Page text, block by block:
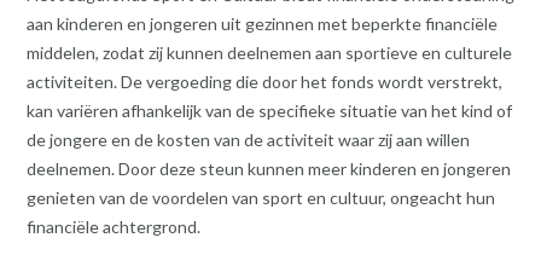
aan kinderen en jongeren uit gezinnen met beperkte financiële
middelen, zodat zij kunnen deelnemen aan sportieve en culturele
activiteiten. De vergoeding die door het fonds wordt verstrekt,
kan variëren afhankelijk van de specifieke situatie van het kind of
de jongere en de kosten van de activiteit waar zij aan willen
deelnemen. Door deze steun kunnen meer kinderen en jongeren
genieten van de voordelen van sport en cultuur, ongeacht hun
financiële achtergrond.